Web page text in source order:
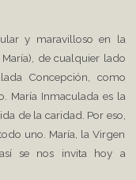
y maravilloso en la
de cualquier lado
Concepción, como
María Inmaculada es la
de la caridad. Por eso,
uno. María, la Virgen
se nos invita hoy a